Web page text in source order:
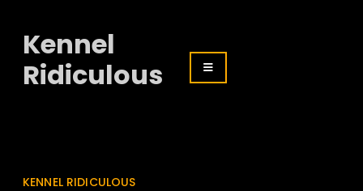
Kennel
Ridiculous
KENNEL RIDICULOUS